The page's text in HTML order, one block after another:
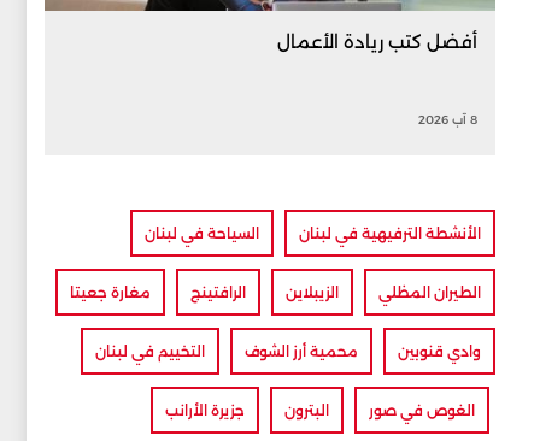
أفضل كتب ريادة الأعمال
الأنشطة الترفيهية في لبنان السياحة في لبنان
الطيران المظلي الزيبلاين الرافتينج مغارة جعيتا
وادي قنوبين محمية أرز الشوف التخييم في لبنان
الغوص في صور البترون جزيرة الأرانب